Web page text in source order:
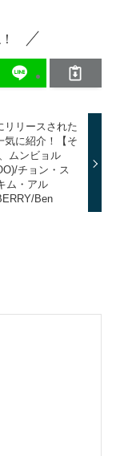
リリースされた
気に紹介！【そ
ムンビョル
チョン・ス
ム・アル
Ben